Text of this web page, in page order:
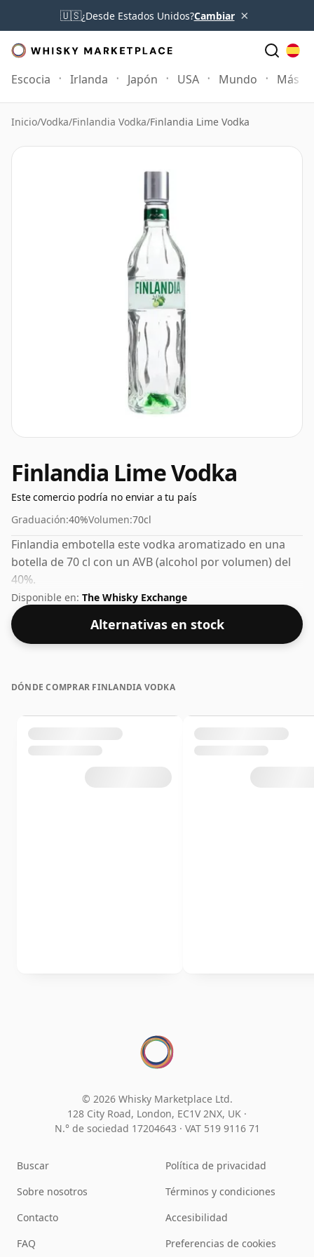
🇺🇸¿Desde Estados Unidos?Cambiar ×
Escocia Irlanda Japón USA Mundo Más
Inicio/Vodka/Finlandia Vodka/Finlandia Lime Vodka
Finlandia Lime Vodka
Este comercio podría no enviar a tu país
Graduación:40%Volumen:70cl
Finlandia embotella este vodka aromatizado en una
botella de 70 cl con un AVB (alcohol por volumen) del
40%.
Disponible en: The Whisky Exchange
Alternativas en stock
DÓNDE COMPRAR FINLANDIA VODKA
© 2026 Whisky Marketplace Ltd.
128 City Road, London, EC1V 2NX, UK ·
N.° de sociedad 17204643 · VAT 519 9116 71
Buscar
Sobre nosotros
Contacto
FAQ
Política de privacidad
Términos y condiciones
Accesibilidad
Preferencias de cookies